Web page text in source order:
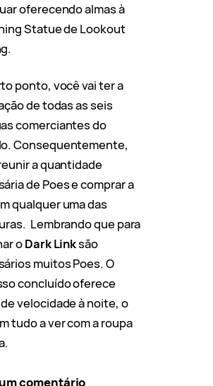
oferecendo almas à
Statue de Lookout
ponto, você vai ter a
de todas as seis
comerciantes do
Consequentemente,
a quantidade
de Poes e comprar a
qualquer uma das
Lembrando que para
oDark Linksão
muitos Poes. O
concluído oferece
velocidade à noite, o
tudo a ver com a roupa
comentário